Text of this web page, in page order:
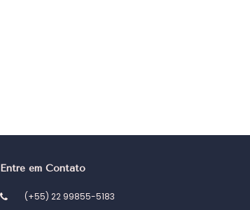
Entre em Contato
(+55) 22 99855-5183